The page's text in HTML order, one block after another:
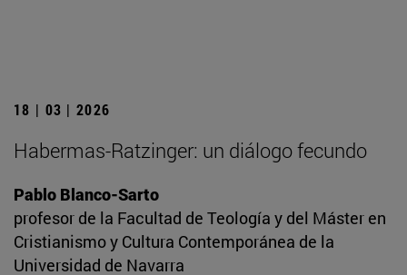
18 | 03 | 2026
Habermas-Ratzinger: un diálogo fecundo
Pablo Blanco-Sarto
profesor de la Facultad de Teología y del Máster en
Cristianismo y Cultura Contemporánea de la
Universidad de Navarra